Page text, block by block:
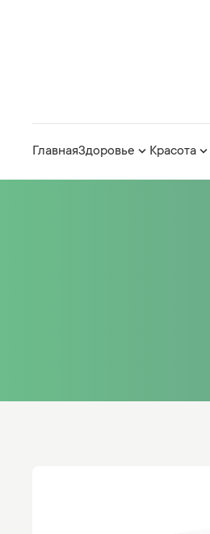
ГлавнаяЗдоровье Красота